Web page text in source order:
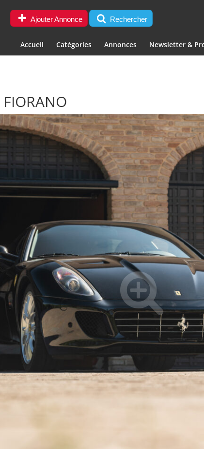
Ajouter Annonce Rechercher
Accueil Catégories Annonces Newsletter &